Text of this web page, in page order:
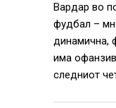
Вардар во
фудбал –
динамична,
има
следниот